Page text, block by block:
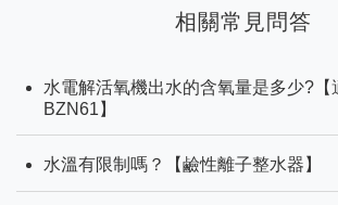
相關常見問答
水電解活氧機出水的含氧量是多少?【
BZN61】
水溫有限制嗎？【鹼性離子整水器】